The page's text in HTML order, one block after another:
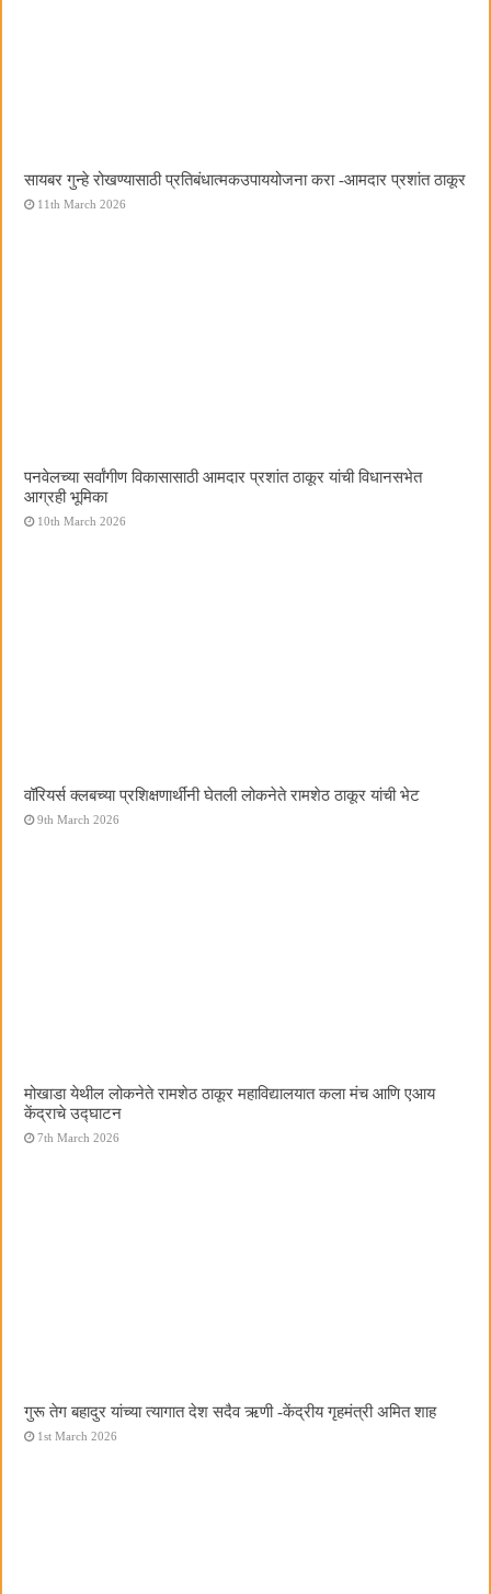
सायबर गुन्हे रोखण्यासाठी प्रतिबंधात्मकउपाययोजना करा -आमदार प्रशांत ठाकूर
11th March 2026
पनवेलच्या सर्वांगीण विकासासाठी आमदार प्रशांत ठाकूर यांची विधानसभेत
आग्रही भूमिका
10th March 2026
वॉरियर्स क्लबच्या प्रशिक्षणार्थींनी घेतली लोकनेते रामशेठ ठाकूर यांची भेट
9th March 2026
मोखाडा येथील लोकनेते रामशेठ ठाकूर महाविद्यालयात कला मंच आणि एआय
केंद्राचे उद्घाटन
7th March 2026
गुरू तेग बहादुर यांच्या त्यागात देश सदैव ऋणी -केंद्रीय गृहमंत्री अमित शाह
1st March 2026